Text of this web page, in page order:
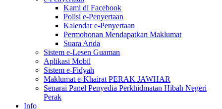
Kami di Facebook
Polisi e-Penyertaan
Kalendar e-Penyertaan
Permohonan Mendapatkan Maklumat
Suara Anda
Sistem e-Lesen Guaman
Aplikasi Mobil
Sistem e-Fidyah
Maklumat e-Khairat PERAK JAWHAR
Senarai Panel Penyedia Perkhidmatan Hibah Negeri
Perak
Info